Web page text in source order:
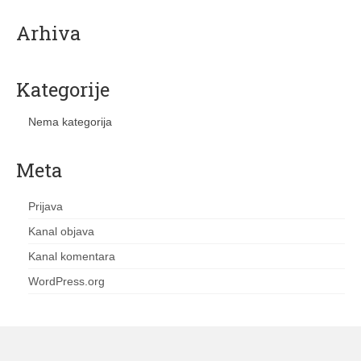
Ostalo
Servis
Web dizajn usluge
Kontakt
Arhiva
Kategorije
Nema kategorija
Meta
Prijava
Kanal objava
Kanal komentara
WordPress.org